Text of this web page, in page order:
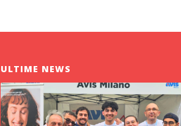
ULTIME NEWS